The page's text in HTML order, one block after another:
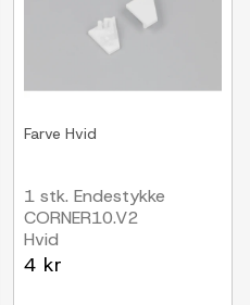
Farve Hvid
1 stk. Endestykke
CORNER10.V2
Hvid
4 kr